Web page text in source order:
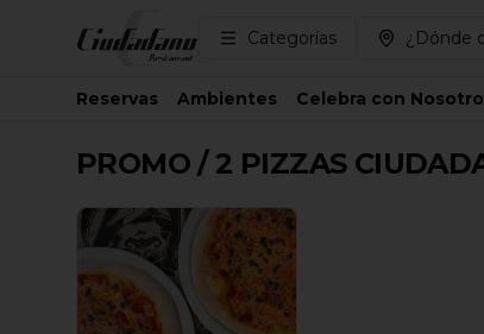
Categorías ¿Dónde
Reservas Ambientes Celebra con
PROMO / 2 PIZZAS